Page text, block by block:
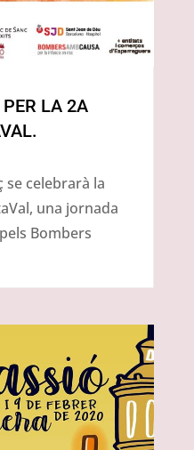
LA 2A
se celebrarà la
una jornada
Bombers